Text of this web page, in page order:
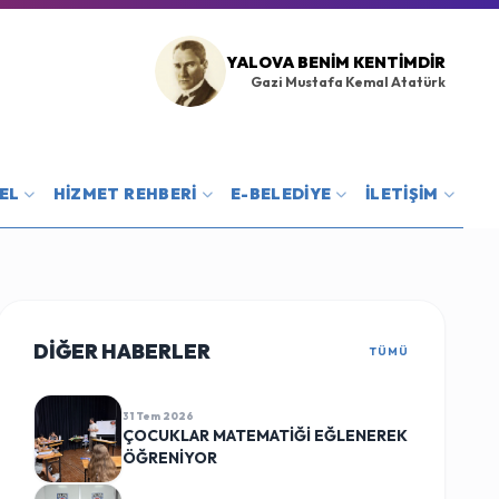
YALOVA BENIM KENTIMDIR
Gazi Mustafa Kemal Atatürk
HİZMET REHBERİ E-BELEDİYE İLETİŞİM
DİĞER HABERLER TÜMÜ
31 Tem 2026
ÇOCUKLAR MATEMATİĞİ EĞLENEREK
ÖĞRENİYOR